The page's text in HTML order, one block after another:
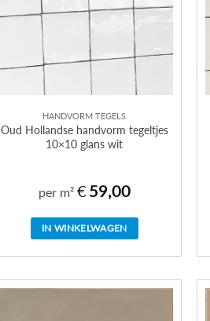
HANDVORM TEGELS
Oud Hollandse handvorm tegeltjes
10×10 glans wit
per m² € 59,00
IN WINKELWAGEN